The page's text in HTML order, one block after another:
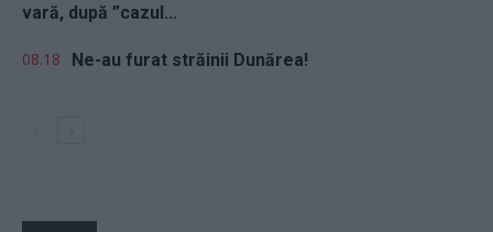
vară, după ”cazul...
08.18 Ne-au furat străinii Dunărea!